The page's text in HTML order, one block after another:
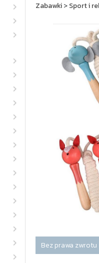
Zabawki>Sport i
Bez prawa zwrotu